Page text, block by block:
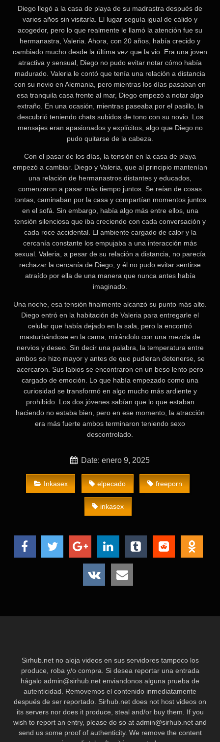
⁣⁣Diego llegó a la casa de playa de su madrastra después de
varios años sin visitarla. El lugar seguía igual de cálido y
acogedor, pero lo que realmente le llamó la atención fue su
hermanastra, Valeria. Ahora, con 20 años, había crecido y
cambiado mucho desde la última vez que la vio. Era una joven
atractiva y sensual, Diego no pudo evitar notar cómo había
madurado. Valeria le contó que tenía una relación a distancia
con su novio en Alemania, pero mientras los días pasaban en
esa tranquila casa frente al mar, Diego empezó a notar algo
extraño. En una ocasión, mientras paseaba por el pasillo, la
descubrió teniendo chats subidos de tono con su novio. Los
mensajes eran apasionados y explícitos, algo que Diego no
pudo quitarse de la cabeza.
Con el pasar de los días, la tensión en la casa de playa
empezó a cambiar. Diego y Valeria, que al principio mantenían
una relación de hermanastros distantes y educados,
comenzaron a pasar más tiempo juntos. Se reían de cosas
tontas, caminaban por la casa y compartían momentos juntos
en el sofá. Sin embargo, había algo más entre ellos, una
tensión silenciosa que iba creciendo con cada conversación y
cada roce accidental. El ambiente cargado de calor y la
cercanía constante los empujaba a una interacción más
sexual. Valeria, a pesar de su relación a distancia, no parecía
rechazar la cercanía de Diego, y él no pudo evitar sentirse
atraído por ella de una manera que nunca antes había
imaginado.
Una noche, esa tensión finalmente alcanzó su punto más alto.
Diego entró en la habitación de Valeria para entregarle el
celular que había dejado en la sala, pero la encontró
masturbándose en la cama, mirándolo con una mezcla de
nervios y deseo. Sin decir una palabra, la temperatura entre
ambos se hizo mayor y antes de que pudieran detenerse, se
acercaron. Sus labios se encontraron en un beso lento pero
cargado de emoción. Lo que había empezado como una
curiosidad se transformó en algo mucho más ardiente y
prohibido. Los dos jóvenes sabían que lo que estaban
haciendo no estaba bien, pero en ese momento, la atracción
era más fuerte ambos terminaron teniendo sexo
descontrolado.
Date: enero 9, 2025
Inkasex elpecado freeporn
inkasex
Sirhub.net no aloja videos en sus servidores tampoco los
produce, roba y/o compra. Si desea reportar una entrada
hágalo admin@sirhub.net enviandonos alguna prueba de
autenticidad. Removemos el contenido inmediatamente
después de ser reportado. Sirhub.net does not host videos on
its servers nor does it produce, steal and/or buy them. If you
wish to report an entry, please do so at admin@sirhub.net and
send us some proof of authenticity. We remove the content